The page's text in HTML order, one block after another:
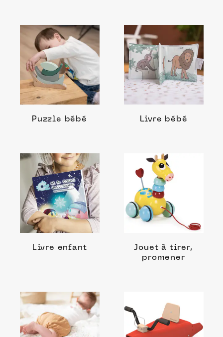
Puzzle bébé Livre bébé
Livre enfant
Jouet à tirer,
promener